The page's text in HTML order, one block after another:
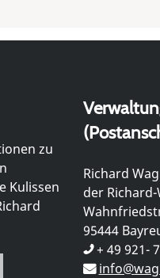
zu
Kulissen
Richard
der
95444
+ 49 921-